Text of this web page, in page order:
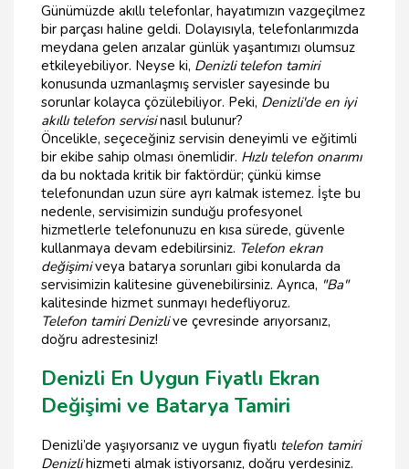
Günümüzde akıllı telefonlar, hayatımızın vazgeçilmez
bir parçası haline geldi. Dolayısıyla, telefonlarımızda
meydana gelen arızalar günlük yaşantımızı olumsuz
etkileyebiliyor. Neyse ki, Denizli telefon tamiri
konusunda uzmanlaşmış servisler sayesinde bu
sorunlar kolayca çözülebiliyor. Peki, Denizli'de en iyi
akıllı telefon servisinasıl bulunur?
Öncelikle, seçeceğiniz servisin deneyimli ve eğitimli
bir ekibe sahip olması önemlidir. Hızlı telefon onarımı
da bu noktada kritik bir faktördür; çünkü kimse
telefonundan uzun süre ayrı kalmak istemez. İşte bu
nedenle, servisimizin sunduğu profesyonel
hizmetlerle telefonunuzu en kısa sürede, güvenle
kullanmaya devam edebilirsiniz. Telefon ekran
değişimiveya batarya sorunları gibi konularda da
servisimizin kalitesine güvenebilirsiniz. Ayrıca, "Ba"
kalitesinde hizmet sunmayı hedefliyoruz.
Telefon tamiri Denizlive çevresinde arıyorsanız,
doğru adrestesiniz!
Denizli En Uygun Fiyatlı Ekran
Değişimi ve Batarya Tamiri
Denizli’de yaşıyorsanız ve uygun fiyatlı telefon tamiri
Denizlihizmeti almak istiyorsanız, doğru yerdesiniz.